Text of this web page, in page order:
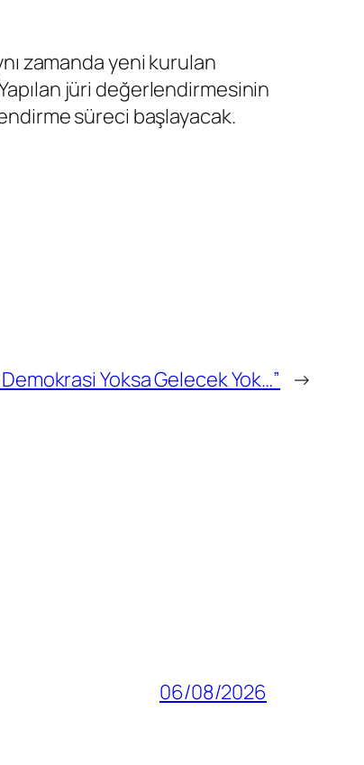
zamanda yeni kurulan
jüri değerlendirmesinin
süreci başlayacak.
Yoksa Gelecek Yok…” →
06/08/2026